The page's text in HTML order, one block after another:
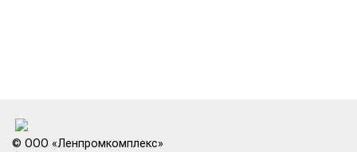
© ООО «Ленпромкомплекс»